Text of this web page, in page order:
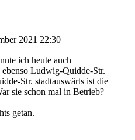
2021 22:30
ich heute auch
Ludwig-Quidde-Str.
Str. stadtauswärts ist die
sie schon mal in Betrieb?
getan.